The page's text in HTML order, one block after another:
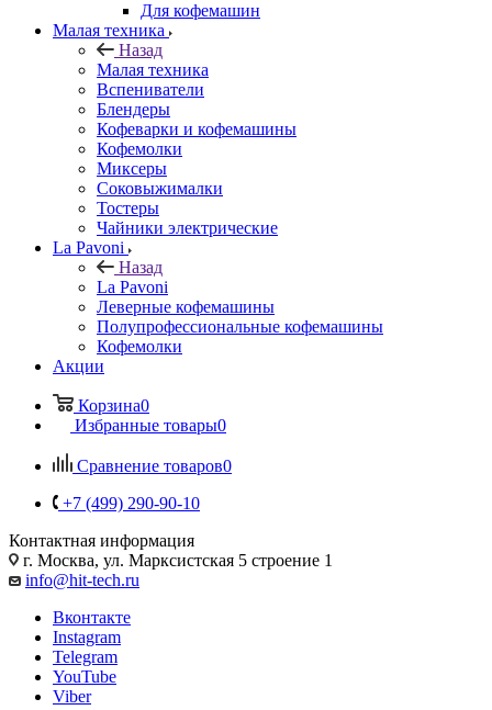
Для кофемашин
Малая техника
Назад
Малая техника
Вспениватели
Блендеры
Кофеварки и кофемашины
Кофемолки
Миксеры
Соковыжималки
Тостеры
Чайники электрические
La Pavoni
Назад
La Pavoni
Леверные кофемашины
Полупрофессиональные кофемашины
Кофемолки
Акции
Корзина0
Избранные товары0
Сравнение товаров0
+7 (499) 290-90-10
Контактная информация
г. Москва, ул. Марксистская 5 строение 1
info@hit-tech.ru
Вконтакте
Instagram
Telegram
YouTube
Viber